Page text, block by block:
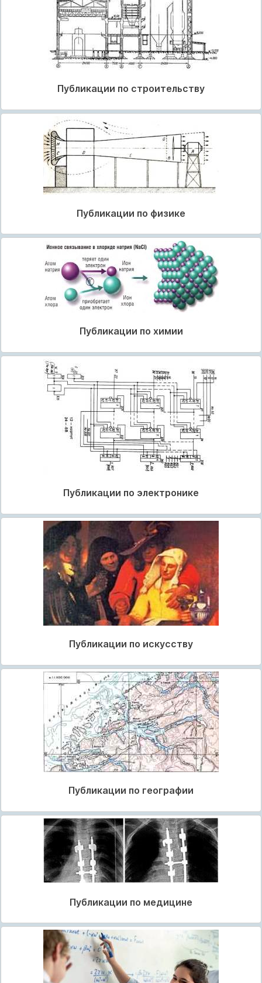
Публикации по строительству
Публикации по физике
Публикации по химии
Публикации по электронике
Публикации по искусству
Публикации по географии
Публикации по медицине